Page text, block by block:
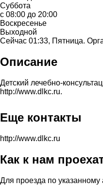
Суббота
с 08:00 до 20:00
Воскресенье
Выходной
Сейчас 01:33, Пятница.
Описание
Детский лечебно-
http://www.dlkc.ru.
Еще контакты
http://www.dlkc.ru
Как к нам
Для проезда по указанному